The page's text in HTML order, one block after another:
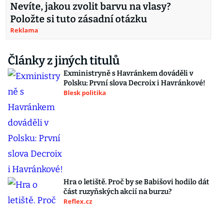
Nevíte, jakou zvolit barvu na vlasy?
Položte si tuto zásadní otázku
Reklama
Články z jiných titulů
Exministryně s Havránkem dováděli v
Polsku: První slova Decroix i Havránkové!
Blesk politika
Hra o letiště. Proč by se Babišovi hodilo dát
část ruzyňských akcií na burzu?
Reflex.cz